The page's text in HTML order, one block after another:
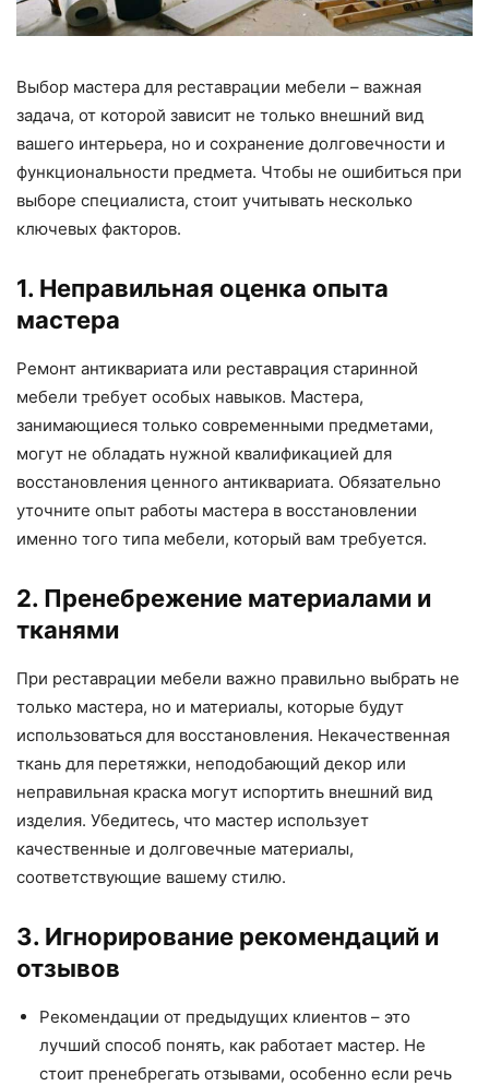
Выбор мастера для реставрации мебели – важная
задача, от которой зависит не только внешний вид
вашего интерьера, но и сохранение долговечности и
функциональности предмета. Чтобы не ошибиться при
выборе специалиста, стоит учитывать несколько
ключевых факторов.
1. Неправильная оценка опыта
мастера
Ремонт антиквариата или реставрация старинной
мебели требует особых навыков. Мастера,
занимающиеся только современными предметами,
могут не обладать нужной квалификацией для
восстановления ценного антиквариата. Обязательно
уточните опыт работы мастера в восстановлении
именно того типа мебели, который вам требуется.
2. Пренебрежение материалами и
тканями
При реставрации мебели важно правильно выбрать не
только мастера, но и материалы, которые будут
использоваться для восстановления. Некачественная
ткань для перетяжки, неподобающий декор или
неправильная краска могут испортить внешний вид
изделия. Убедитесь, что мастер использует
качественные и долговечные материалы,
соответствующие вашему стилю.
3. Игнорирование рекомендаций и
отзывов
Рекомендации от предыдущих клиентов – это
лучший способ понять, как работает мастер. Не
стоит пренебрегать отзывами, особенно если речь